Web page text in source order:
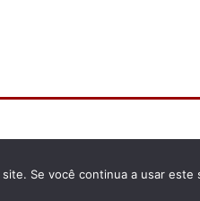
Se você continua a usar